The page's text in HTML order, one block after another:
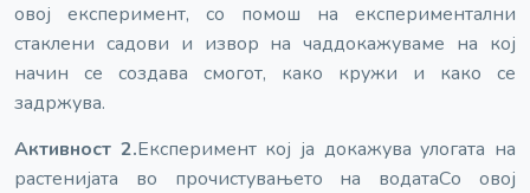
овој експеримент, со помош на експериментални
стаклени садови и извор на чаддокажуваме на кој
начин се создава смогот, како кружи и како се
задржува.
Активност 2.Експеримент кој ја докажува улогата на
растенијата во прочистувањето на водатаСо овој